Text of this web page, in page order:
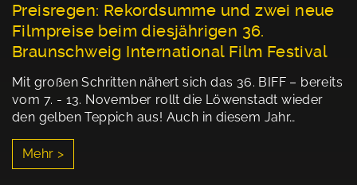
Preisregen: Rekordsumme und zwei neue
Filmpreise beim diesjährigen 36.
Braunschweig International Film Festival
Mit großen Schritten nähert sich das 36. BIFF – bereits
vom 7. - 13. November rollt die Löwenstadt wieder
den gelben Teppich aus! Auch in diesem Jahr…
Mehr >